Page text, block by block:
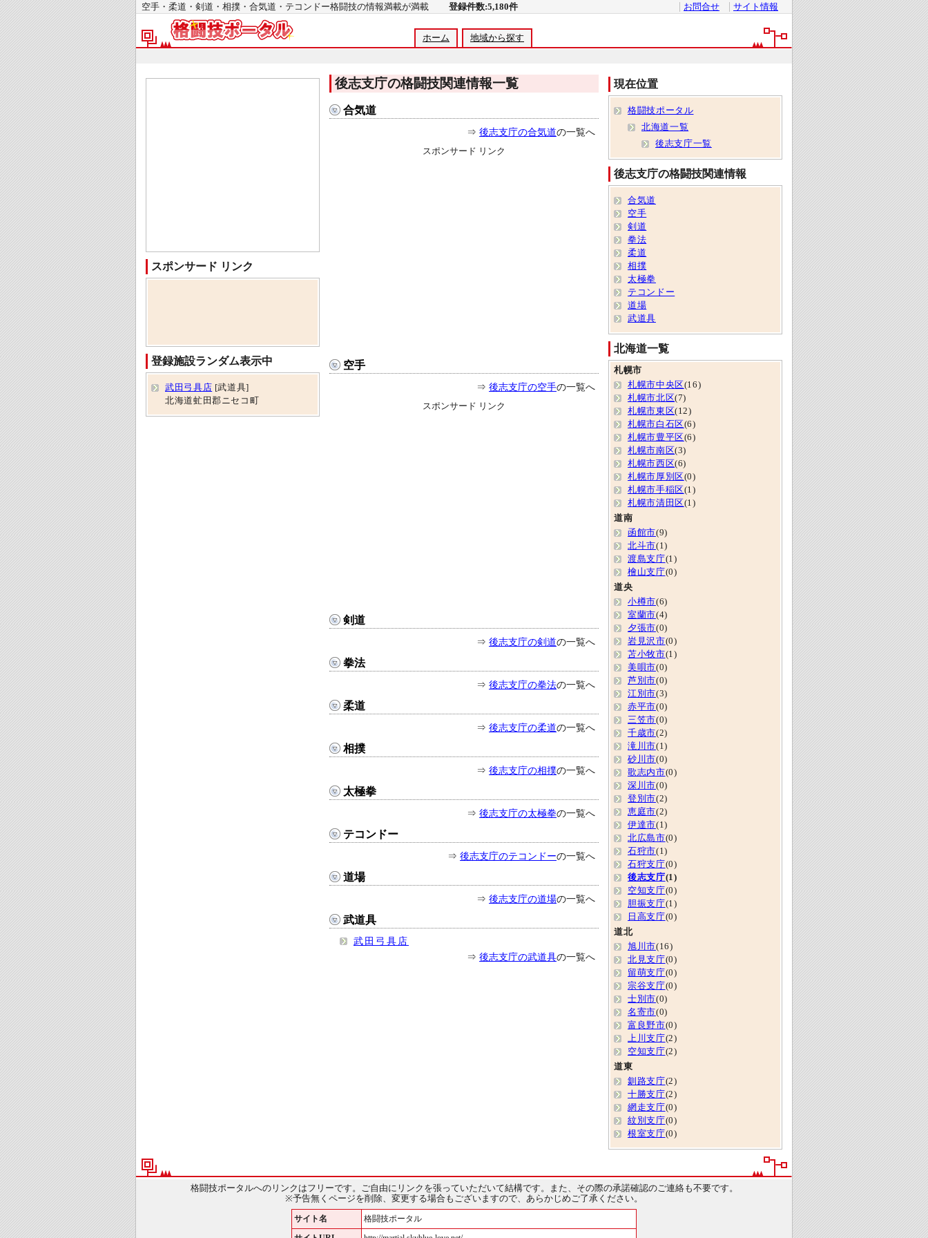
空手・柔道・剣道・相撲・合気道・テコンドー格闘技の情報満載が満載 登録件数:5,180件 お問合せ サイト情報
ホーム 地域から探す
後志支庁の格闘技関連情報一覧
合気道
⇒ 後志支庁の合気道の一覧へ
スポンサード リンク
空手
⇒ 後志支庁の空手の一覧へ
スポンサード リンク
剣道
⇒ 後志支庁の剣道の一覧へ
拳法
⇒ 後志支庁の拳法の一覧へ
柔道
⇒ 後志支庁の柔道の一覧へ
相撲
⇒ 後志支庁の相撲の一覧へ
太極拳
⇒ 後志支庁の太極拳の一覧へ
テコンドー
⇒ 後志支庁のテコンドーの一覧へ
道場
⇒ 後志支庁の道場の一覧へ
武道具
武田弓具店
⇒ 後志支庁の武道具の一覧へ
スポンサード リンク
登録施設ランダム表示中
武田弓具店 [武道具]
北海道虻田郡ニセコ町
現在位置
格闘技ポータル
北海道一覧
後志支庁一覧
後志支庁の格闘技関連情報
合気道
空手
剣道
拳法
柔道
相撲
太極拳
テコンドー
道場
武道具
北海道一覧
札幌市
札幌市中央区 (16)
札幌市北区(7)
札幌市東区(12)
札幌市白石区 (6)
札幌市豊平区 (6)
札幌市南区(3)
札幌市西区(6)
札幌市厚別区 (0)
札幌市手稲区 (1)
札幌市清田区 (1)
道南
函館市(9)
北斗市(1)
渡島支庁(1)
檜山支庁(0)
道央
小樽市(6)
室蘭市(4)
夕張市(0)
岩見沢市(0)
苫小牧市(1)
美唄市(0)
芦別市(0)
江別市(3)
赤平市(0)
三笠市(0)
千歳市(2)
滝川市(1)
砂川市(0)
歌志内市(0)
深川市(0)
登別市(2)
恵庭市(2)
伊達市(1)
北広島市(0)
石狩市(1)
石狩支庁(0)
後志支庁(1)
空知支庁(0)
胆振支庁(1)
日高支庁(0)
道北
旭川市(16)
北見支庁(0)
留萌支庁(0)
宗谷支庁(0)
士別市(0)
名寄市(0)
富良野市(0)
上川支庁(2)
空知支庁(2)
道東
釧路支庁(2)
十勝支庁(2)
網走支庁(0)
紋別支庁(0)
根室支庁(0)
格闘技ポータルへのリンクはフリーです。ご自由にリンクを張っていただいて結構です。また、その際の承諾確認のご連絡も不要です。
※予告無くページを削除、変更する場合もございますので、あらかじめご了承ください。
サイト名 格闘技ポータル